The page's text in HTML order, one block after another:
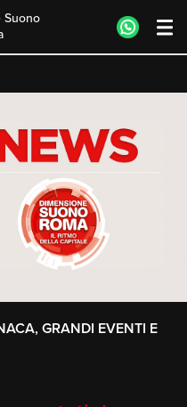
Suono
GRANDI EVENTI E